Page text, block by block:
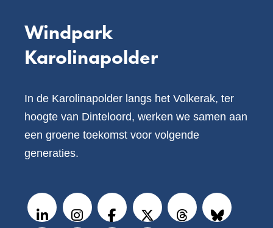
Windpark
Karolinapolder
In de Karolinapolder langs het Volkerak, ter
hoogte van Dinteloord, werken we samen aan
een groene toekomst voor volgende
generaties.